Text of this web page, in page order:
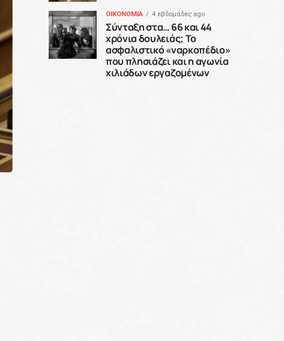
ΟΙΚΟΝΟΜΙΑ 4 εβδομάδες ago
Σύνταξη στα… 66 και 44
χρόνια δουλειάς; Το
ασφαλιστικό «ναρκοπέδιο»
που πλησιάζει και η αγωνία
χιλιάδων εργαζομένων